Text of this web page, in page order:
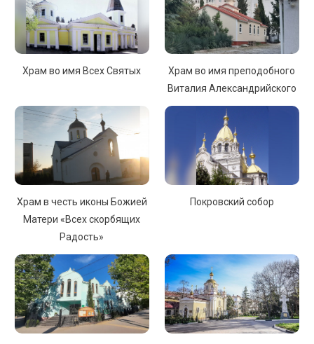
Храм во имя Всех Святых
Храм во имя преподобного
Виталия Александрийского
Храм в честь иконы Божией
Матери «Всех скорбящих
Радость»
Покровский собор